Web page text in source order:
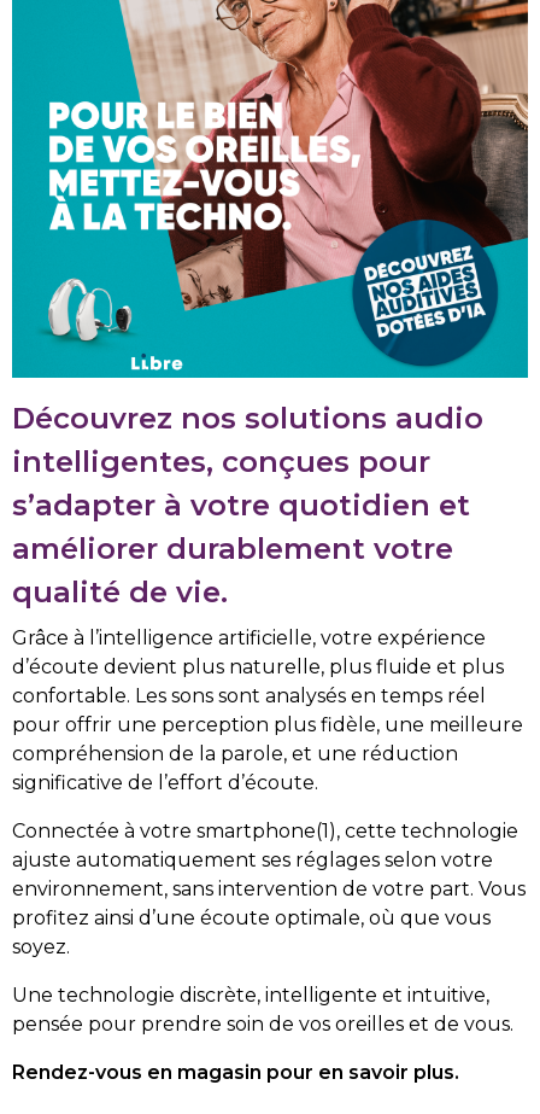
Découvrez nos solutions audio
intelligentes, conçues pour
s’adapter à votre quotidien et
améliorer durablement votre
qualité de vie.
Grâce à l’intelligence artificielle, votre expérience
d’écoute devient plus naturelle, plus fluide et plus
confortable. Les sons sont analysés en temps réel
pour offrir une perception plus fidèle, une meilleure
compréhension de la parole, et une réduction
significative de l’effort d’écoute.
Connectée à votre smartphone(1), cette technologie
ajuste automatiquement ses réglages selon votre
environnement, sans intervention de votre part. Vous
profitez ainsi d’une écoute optimale, où que vous
soyez.
Une technologie discrète, intelligente et intuitive,
pensée pour prendre soin de vos oreilles et de vous.
Rendez-vous en magasin pour en savoir plus.